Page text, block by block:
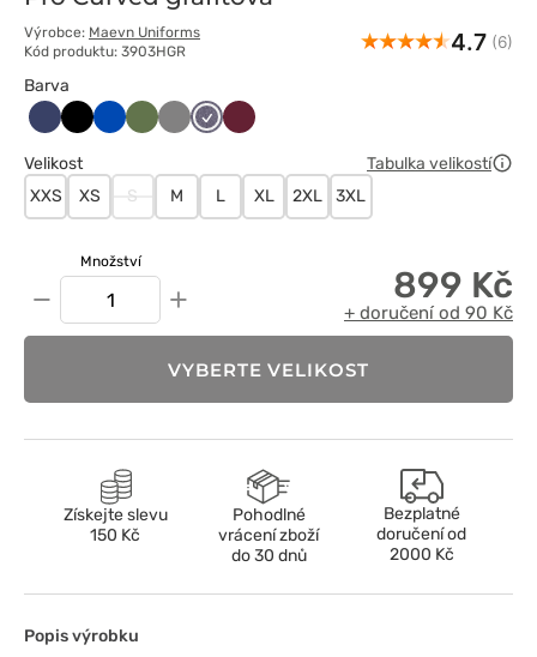
Výrobce: Maevn Uniforms
Kód produktu: 3903HGR
4.7 (6)
Barva
CiemnyCzarnyKrólewskiOliwkowy
SzarySzary Wiśniowy
Velikost
Tabulka velikostí
XXS
XS S M L XL 2XL 3XL
Množství
− + 899 Kč
+ doručení od 90 Kč
VYBERTE VELIKOST
Získejte slevu
150 Kč
Pohodlné
vrácení zboží
do 30 dnů
Bezplatné
doručení od
2000 Kč
Popis výrobku